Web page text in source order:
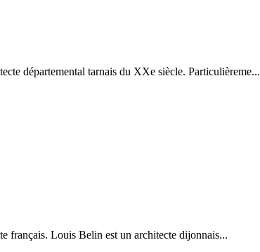
départemental tarnais du XXe siècle. Particulièreme...
français. Louis Belin est un architecte dijonnais...